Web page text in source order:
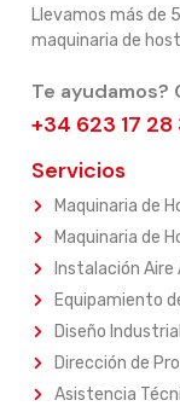
Llevamos más de
maquinaria de
Te
+34 623 17 28
Servicios
Maquinaria de
Maquinaria de
Instalación
Equipamiento
Diseño Industrial
Dirección de
Asistencia